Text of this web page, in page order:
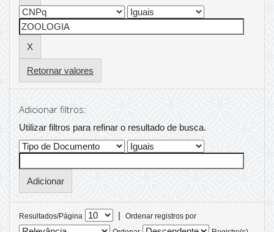
Retornar valores
Adicionar filtros:
Utilizar filtros para refinar o resultado de busca.
Resultados/Página |
Ordenar registros por